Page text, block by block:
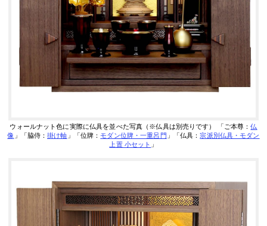
ウォールナット色に実際に仏具を並べた写真（※仏具は別売りです） 「ご本尊：仏
像 」「脇侍：掛け軸 」「位牌：モダン位牌・一重呂門 」「仏具：宗派別仏具・モダン
上置 小セット 」